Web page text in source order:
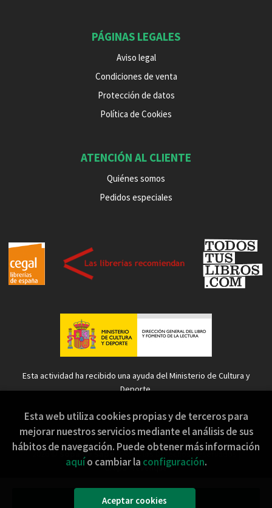
PÁGINAS LEGALES
Aviso legal
Condiciones de venta
Protección de datos
Política de Cookies
ATENCIÓN AL CLIENTE
Quiénes somos
Pedidos especiales
Esta actividad ha recibido una ayuda del Ministerio de Cultura y
Deporte.
2026 © Sopa de Sapo . Todos los Derechos Reservados |
Grupo Trevenque
Esta web utiliza cookies propias y de terceros para
mejorar nuestros servicios mediante el análisis de sus
hábitos de navegación. Puede obtener más información
aquío cambiar la configuración.
Aceptar cookies